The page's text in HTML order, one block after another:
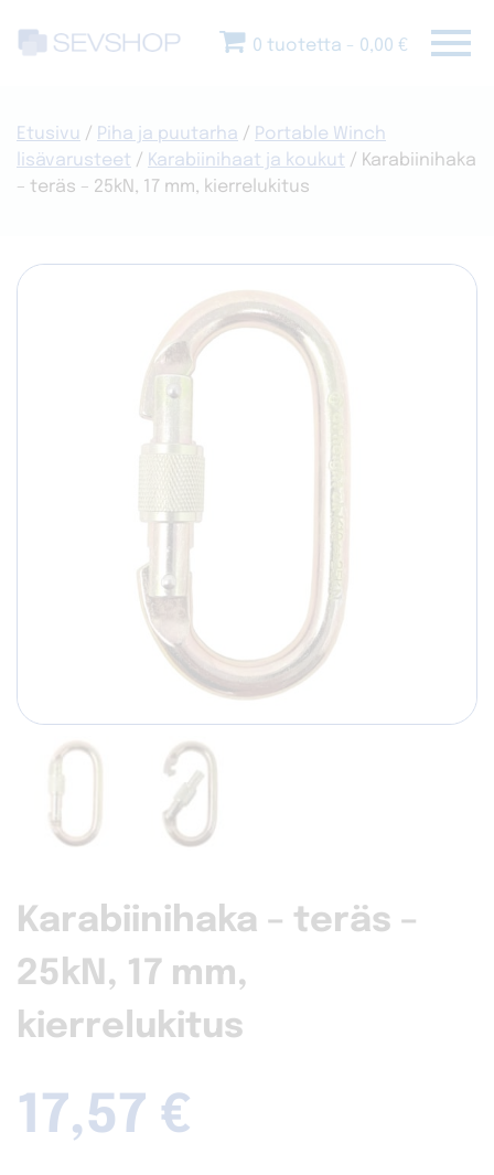
0 tuotetta 0,00 € menu
Etusivu / Piha ja puutarha / Portable Winch
lisävarusteet / Karabiinihaat ja koukut / Karabiinihaka
– teräs – 25kN, 17 mm, kierrelukitus
Karabiinihaka – teräs –
25kN, 17 mm,
kierrelukitus
17,57 €